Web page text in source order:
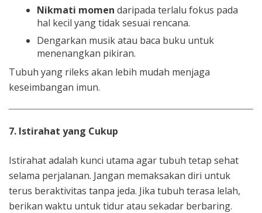
Nikmati momen daripada terlalu fokus pada
hal kecil yang tidak sesuai rencana.
Dengarkan musik atau baca buku untuk
menenangkan pikiran.
Tubuh yang rileks akan lebih mudah menjaga
keseimbangan imun.
7. Istirahat yang Cukup
Istirahat adalah kunci utama agar tubuh tetap sehat
selama perjalanan. Jangan memaksakan diri untuk
terus beraktivitas tanpa jeda. Jika tubuh terasa lelah,
berikan waktu untuk tidur atau sekadar berbaring.